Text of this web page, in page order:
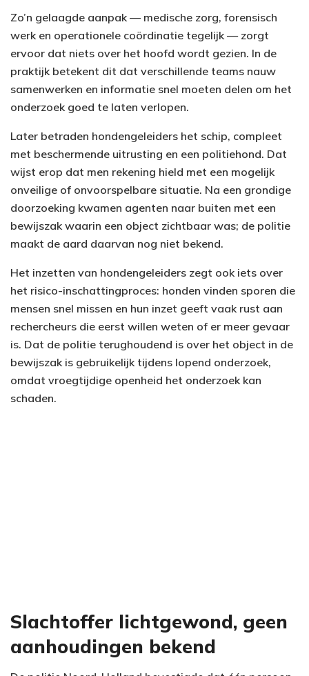
Zo’n gelaagde aanpak — medische zorg, forensisch
werk en operationele coördinatie tegelijk — zorgt
ervoor dat niets over het hoofd wordt gezien. In de
praktijk betekent dit dat verschillende teams nauw
samenwerken en informatie snel moeten delen om het
onderzoek goed te laten verlopen.
Later betraden hondengeleiders het schip, compleet
met beschermende uitrusting en een politiehond. Dat
wijst erop dat men rekening hield met een mogelijk
onveilige of onvoorspelbare situatie. Na een grondige
doorzoeking kwamen agenten naar buiten met een
bewijszak waarin een object zichtbaar was; de politie
maakt de aard daarvan nog niet bekend.
Het inzetten van hondengeleiders zegt ook iets over
het risico-inschattingproces: honden vinden sporen die
mensen snel missen en hun inzet geeft vaak rust aan
rechercheurs die eerst willen weten of er meer gevaar
is. Dat de politie terughoudend is over het object in de
bewijszak is gebruikelijk tijdens lopend onderzoek,
omdat vroegtijdige openheid het onderzoek kan
schaden.
Slachtoffer lichtgewond, geen
aanhoudingen bekend